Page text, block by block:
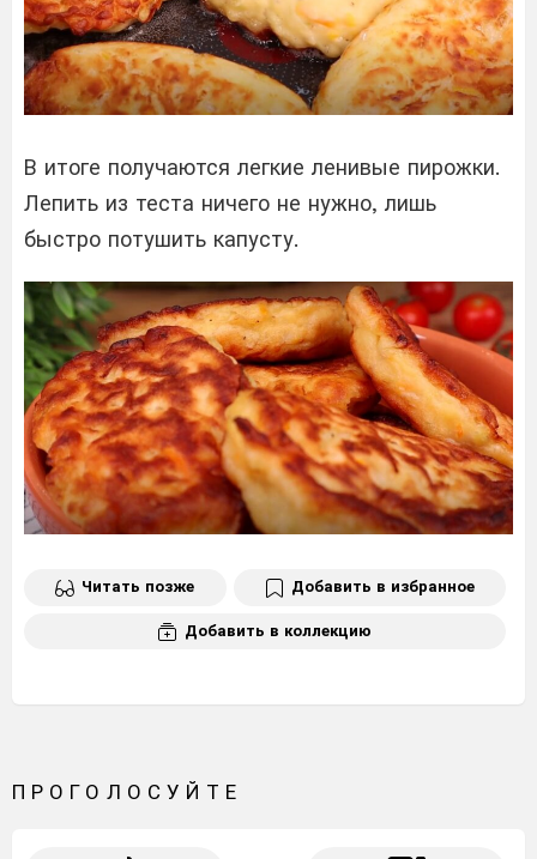
В итоге получаются легкие ленивые пирожки.
Лепить из теста ничего не нужно, лишь
быстро потушить капусту.
Читать позже Добавить в избранное
Добавить в коллекцию
ПРОГОЛОСУЙТЕ